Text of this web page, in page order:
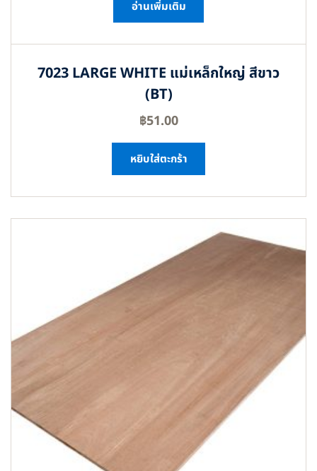
อ่านเพิ่มเติม
7023 LARGE WHITE แม่เหล็กใหญ่ สีขาว
(BT)
฿51.00
หยิบใส่ตะกร้า